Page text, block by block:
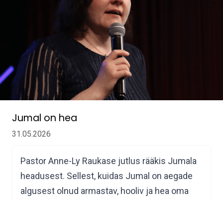
Jumal on hea
31.05.2026
Pastor Anne-Ly Raukase jutlus rääkis Jumala
headusest. Sellest, kuidas Jumal on aegade
algusest olnud armastav, hooliv ja hea oma